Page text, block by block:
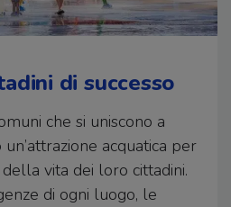
di successo
che si uniscono a
acquatica per
vita dei loro cittadini.
di ogni luogo, le